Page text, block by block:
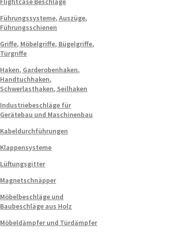
Führungssysteme, Auszüge,
Führungsschienen
Griffe, Möbelgriffe, Bügelgriffe,
Türgriffe
Haken, Garderobenhaken,
Handtuchhaken,
Schwerlasthaken, Seilhaken
Industriebeschläge für
Gerätebau und Maschinenbau
Kabeldurchführungen
Klappensysteme
Lüftungsgitter
Magnetschnäpper
Möbelbeschläge und
Baubeschläge aus Holz
Möbeldämpfer und Türdämpfer